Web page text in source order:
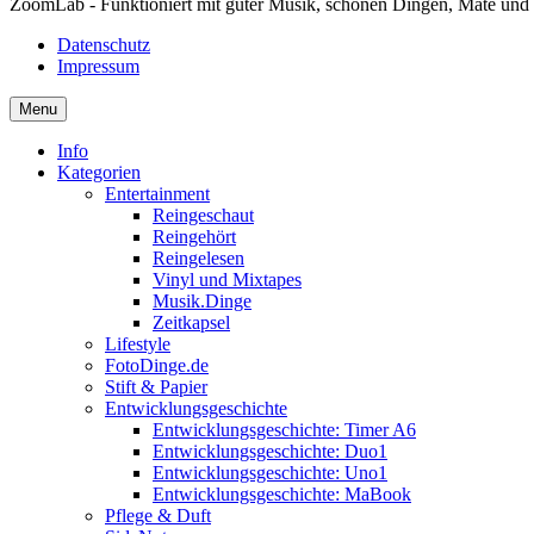
ZoomLab - Funktioniert mit guter Musik, schönen Dingen, Mate und
Datenschutz
Impressum
Menu
Info
Kategorien
Entertainment
Reingeschaut
Reingehört
Reingelesen
Vinyl und Mixtapes
Musik.Dinge
Zeitkapsel
Lifestyle
FotoDinge.de
Stift & Papier
Entwicklungsgeschichte
Entwicklungsgeschichte: Timer A6
Entwicklungsgeschichte: Duo1
Entwicklungsgeschichte: Uno1
Entwicklungsgeschichte: MaBook
Pflege & Duft